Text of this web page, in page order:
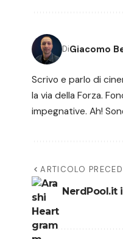
DiGiacomo
Scrivo e parlo di
la via della Forza.
impegnative. Ah!
ARTICOLO
NerdPool.it